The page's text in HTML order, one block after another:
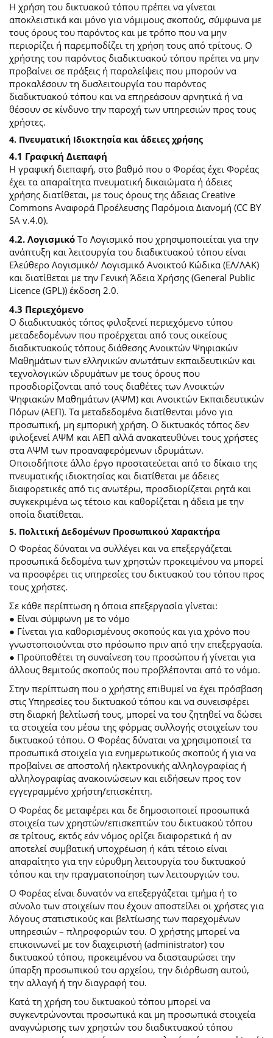
Η χρήση του δικτυακού τόπου πρέπει να γίνεται
αποκλειστικά και μόνο για νόμιμους σκοπούς, σύμφωνα με
τους όρους του παρόντος και με τρόπο που να μην
περιορίζει ή παρεμποδίζει τη χρήση τους από τρίτους. Ο
χρήστης του παρόντος διαδικτυακού τόπου πρέπει να μην
προβαίνει σε πράξεις ή παραλείψεις που μπορούν να
προκαλέσουν τη δυσλειτουργία του παρόντος
διαδικτυακού τόπου και να επηρεάσουν αρνητικά ή να
θέσουν σε κίνδυνο την παροχή των υπηρεσιών προς τους
χρήστες.
4. Πνευματική Ιδιοκτησία και άδειες χρήσης
4.1 Γραφική Διεπαφή
Η γραφική διεπαφή, στο βαθμό που ο Φορέας έχει Φορέας
έχει τα απαραίτητα πνευματική δικαιώματα ή άδειες
χρήσης διατίθεται, με τους όρους της άδειας Creative
Commons Αναφορά Προέλευσης Παρόμοια Διανομή (CC BY
SA v.4.0).
4.2. ΛογισμικόΤο Λογισμικό που χρησιμοποιείται για την
ανάπτυξη και λειτουργία του διαδικτυακού τόπου είναι
Ελεύθερο Λογισμικό/ Λογισμικό Ανοικτού Κώδικα (ΕΛ/ΛΑΚ)
και διατίθεται με την Γενική Άδεια Χρήσης (General Public
Licence (GPL)) έκδοση 2.0.
4.3 Περιεχόμενο
O διαδικτυακός τόπος φιλοξενεί περιεχόμενο τύπου
μεταδεδομένων που προέρχεται από τους οικείους
διαδικτυακούς τόπους διάθεσης Ανοικτών Ψηφιακών
Μαθημάτων των ελληνικών ανωτάτων εκπαιδευτικών και
τεχνολογικών ιδρυμάτων με τους όρους που
προσδιορίζονται από τους διαθέτες των Ανοικτών
Ψηφιακών Μαθημάτων (ΑΨΜ) και Ανοικτών Εκπαιδευτικών
Πόρων (ΑΕΠ). Τα μεταδεδομένα διατίθενται μόνο για
προσωπική, μη εμπορική χρήση. Ο δικτυακός τόπος δεν
φιλοξενεί ΑΨΜ και ΑΕΠ αλλά ανακατευθύνει τους χρήστες
στα ΑΨΜ των προαναφερόμενων ιδρυμάτων.
Οποιοδήποτε άλλο έργο προστατεύεται από το δίκαιο της
πνευματικής ιδιοκτησίας και διατίθεται με άδειες
διαφορετικές από τις ανωτέρω, προσδιορίζεται ρητά και
συγκεκριμένα ως τέτοιο και καθορίζεται η άδεια με την
οποία διατίθεται.
5. Πολιτική Δεδομένων Προσωπικού Χαρακτήρα
Ο Φορέας δύναται να συλλέγει και να επεξεργάζεται
προσωπικά δεδομένα των χρηστών προκειμένου να μπορεί
να προσφέρει τις υπηρεσίες του δικτυακού του τόπου προς
τους χρήστες.
Σε κάθε περίπτωση η όποια επεξεργασία γίνεται:
● Είναι σύμφωνη με το νόμο
● Γίνεται για καθορισμένους σκοπούς και για χρόνο που
γνωστοποιούνται στο πρόσωπο πριν από την επεξεργασία.
● Προϋποθέτει τη συναίνεση του προσώπου ή γίνεται για
άλλους θεμιτούς σκοπούς που προβλέπονται από το νόμο.
Στην περίπτωση που ο χρήστης επιθυμεί να έχει πρόσβαση
στις Υπηρεσίες του δικτυακού τόπου και να συνεισφέρει
στη διαρκή βελτίωσή τους, μπορεί να του ζητηθεί να δώσει
τα στοιχεία του μέσω της φόρμας συλλογής στοιχείων του
δικτυακού τόπου. Ο Φορέας δύναται να χρησιμοποιεί τα
προσωπικά στοιχεία για ενημερωτικούς σκοπούς ή για να
προβαίνει σε αποστολή ηλεκτρονικής αλληλογραφίας ή
αλληλογραφίας ανακοινώσεων και ειδήσεων προς τον
εγγεγραμμένο χρήστη/επισκέπτη.
Ο Φορέας δε μεταφέρει και δε δημοσιοποιεί προσωπικά
στοιχεία των χρηστών/επισκεπτών του δικτυακού τόπου
σε τρίτους, εκτός εάν νόμος ορίζει διαφορετικά ή αν
αποτελεί συμβατική υποχρέωση ή κάτι τέτοιο είναι
απαραίτητο για την εύρυθμη λειτουργία του δικτυακού
τόπου και την πραγματοποίηση των λειτουργιών του.
Ο Φορέας είναι δυνατόν να επεξεργάζεται τμήμα ή το
σύνολο των στοιχείων που έχουν αποστείλει οι χρήστες για
λόγους στατιστικούς και βελτίωσης των παρεχομένων
υπηρεσιών – πληροφοριών του. Ο χρήστης μπορεί να
επικοινωνεί με τον διαχειριστή (administrator) του
δικτυακού τόπου, προκειμένου να διασταυρώσει την
ύπαρξη προσωπικού του αρχείου, την διόρθωση αυτού,
την αλλαγή ή την διαγραφή του.
Κατά τη χρήση του δικτυακού τόπου μπορεί να
συγκεντρώνονται προσωπικά και μη προσωπικά στοιχεία
αναγνώρισης των χρηστών του διαδικτυακού τόπου